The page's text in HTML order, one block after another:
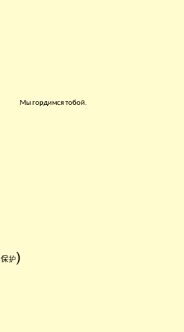
Мы гордимся тобой.
保护)